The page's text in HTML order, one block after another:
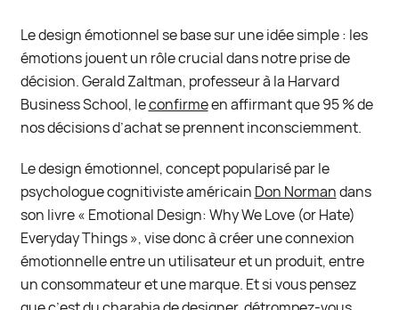
Le design émotionnel se base sur une idée simple : les
émotions jouent un rôle crucial dans notre prise de
décision. Gerald Zaltman, professeur à la Harvard
Business School, leconfirmeen affirmant que 95 % de
nos décisions d’achat se prennent inconsciemment.
Le design émotionnel, concept popularisé par le
psychologue cognitiviste américain Don Normandans
son livre « Emotional Design: Why We Love (or Hate)
Everyday Things », vise donc à créer une connexion
émotionnelle entre un utilisateur et un produit, entre
un consommateur et une marque. Et si vous pensez